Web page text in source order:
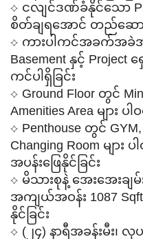
⟡ ငလျင်ဒဏ်ခံနိုင်သော
စိတ်ချရအောင် တည်ဆော
⟡ ကားပါကင်အခက်အ
Basement နှင့်
ကင်ပါရှိခြင်း
⟡ Ground Floor တွင်
Amenities Area များ ပါ
⟡ Penthouse တွင် GYM,
Changing Room မျာ
အပန်းဖြေနိုင်ခြင်း
⟡ မိသားစုနဲ့ အေးအေးချ
အကျယ်အဝန်း 1087
နိုင်ခြင်း
⟡ (၂၄) နာရီအခန်းမီး၊ လှ